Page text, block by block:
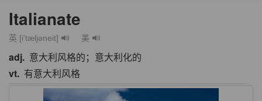
Italianate
英 [i'tæljəneit] 美
adj. 意大利风格的；意大利化的
vt. 有意大利风格